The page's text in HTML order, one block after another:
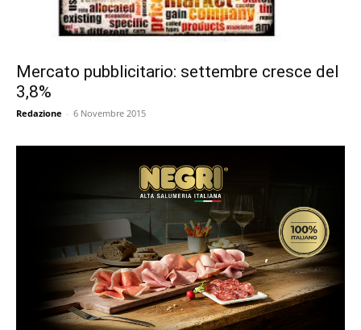
Mercato pubblicitario: settembre cresce del
3,8%
Redazione - 6 Novembre 2015